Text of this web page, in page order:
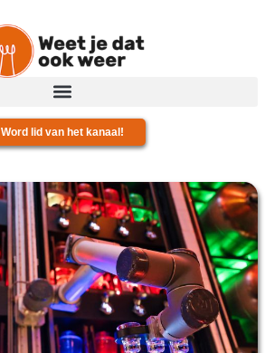
Word lid van het kanaal!